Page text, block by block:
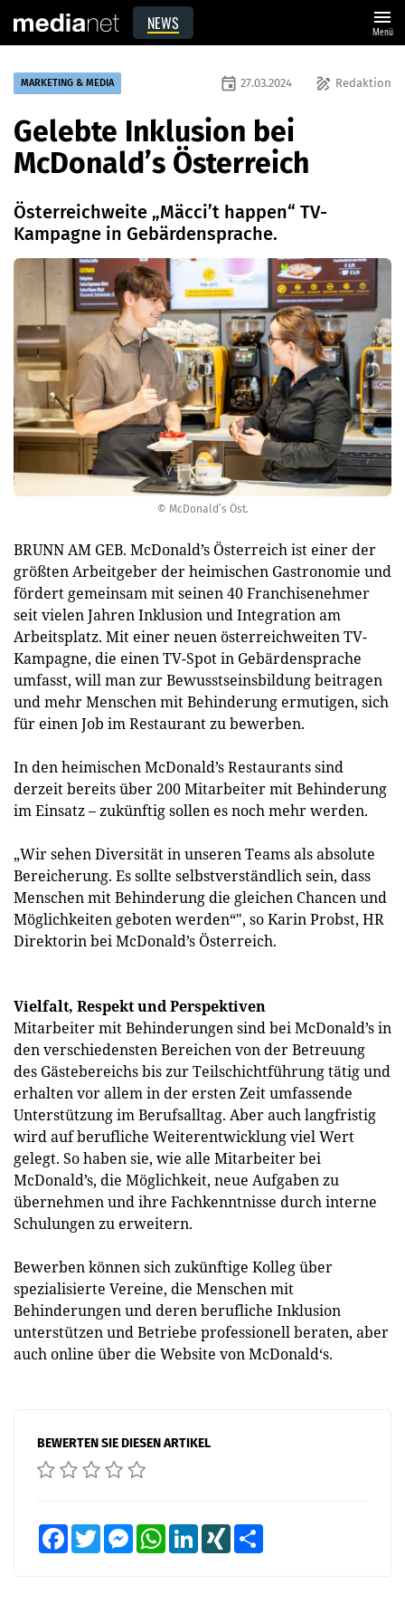
NEWS menu
Menü
© McDonald’s Öst.
MARKETING & MEDIA draw Redaktion
event 27.03.2024
Gelebte Inklusion bei
McDonald’s Österreich
Österreichweite „Mäcci’t happen“ TV-
Kampagne in Gebärdensprache.
BRUNN AM GEB. McDonald’s Österreich ist einer der
größten Arbeitgeber der heimischen Gastronomie und
fördert gemeinsam mit seinen 40 Franchisenehmer
seit vielen Jahren Inklusion und Integration am
Arbeitsplatz. Mit einer neuen österreichweiten TV-
Kampagne, die einen TV-Spot in Gebärdensprache
umfasst, will man zur Bewusstseinsbildung beitragen
und mehr Menschen mit Behinderung ermutigen, sich
für einen Job im Restaurant zu bewerben.
In den heimischen McDonald’s Restaurants sind
derzeit bereits über 200 Mitarbeiter mit Behinderung
im Einsatz – zukünftig sollen es noch mehr werden.
„Wir sehen Diversität in unseren Teams als absolute
Bereicherung. Es sollte selbstverständlich sein, dass
Menschen mit Behinderung die gleichen Chancen und
Möglichkeiten geboten werden“", so Karin Probst, HR
Direktorin bei McDonald’s Österreich.
Vielfalt, Respekt und Perspektiven
Mitarbeiter mit Behinderungen sind bei McDonald’s in
den verschiedensten Bereichen von der Betreuung
des Gästebereichs bis zur Teilschichtführung tätig und
erhalten vor allem in der ersten Zeit umfassende
Unterstützung im Berufsalltag. Aber auch langfristig
wird auf berufliche Weiterentwicklung viel Wert
gelegt. So haben sie, wie alle Mitarbeiter bei
McDonald’s, die Möglichkeit, neue Aufgaben zu
übernehmen und ihre Fachkenntnisse durch interne
Schulungen zu erweitern.
Bewerben können sich zukünftige Kolleg über
spezialisierte Vereine, die Menschen mit
Behinderungen und deren berufliche Inklusion
unterstützen und Betriebe professionell beraten, aber
auch online über die Website von McDonald‘s.
BEWERTEN SIE DIESEN ARTIKEL
FacebookTwitter MessengerWhatsAppLinkedInXING